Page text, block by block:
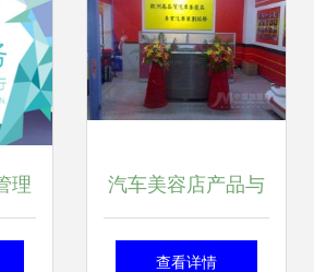
理
先
汽车美容店产品与
咨询策划服务的完
查看详情